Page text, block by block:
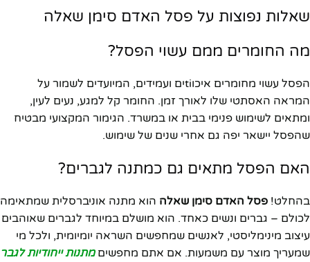
שאלות נפוצות על פסל האדם סימן שאלה
מה החומרים ממם עשוי הפסל?
הפסל עשוי מחומרים איכוtiים ועמידים, המיועדים לשמור על
המראה האסתטי שלו לאורך זמן. החומר קל למגע, נעים לעין,
ומתאים לשימוש פנימי בבית או במשרד. הגימור המקצועי מבטיח
שהפסל יישאר יפה גם אחרי שנים של שימוש.
האם הפסל מתאים גם כמתנה לגברים?
בהחלט! פסל האדם סימן שאלה הוא מתנה אוניברסלית שמתאימה
לכולם – גברים ונשים כאחד. הוא מושלם במיוחד לגברים שאוהבים
עיצוב מינימליסטי, לאנשים שמחפשים השראה יומיומית, ולכל מי
שמעריך מוצר עם משמעות. אם אתם מחפשיםמתנות ייחודיות לגבר